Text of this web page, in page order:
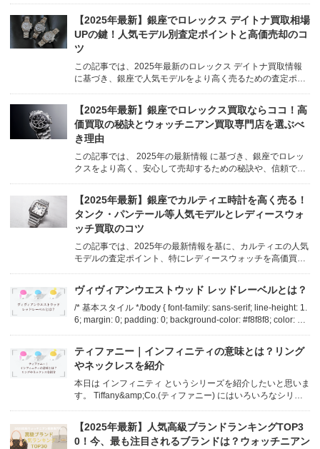
トを徹底解説します。ウォッチニアン買取専門店が、どのよ
うに「訳あり」ロレックスの価値を見出すのか、その秘訣も
ご紹介します。 ...
【2025年最新】銀座でロレックス デイトナ買取相場
UPの鍵！人気モデル別査定ポイントと高価売却のコ
ツ
この記事では、2025年最新のロレックス デイトナ買取情報
に基づき、銀座で人気モデルをより高く売るための査定ポイ
ォッチニアン買取専門店の知見を交えて徹底解説します。 /*
=== 共通CSS (色設定調整) === */ b...
【2025年最新】銀座でロレックス買取ならココ！高
価買取の秘訣とウォッチニアン買取専門店を選ぶべ
き理由
この記事では、 2025年の最新情報 に基づき、銀座でロレッ
クスをより高く、安心して売却するための秘訣や、信頼でき
通CSS (色設定調整) === */ body { font-famil...
【2025年最新】銀座でカルティエ時計を高く売る！
タンク・パンテール等人気モデルとレディースウォ
ッチ買取のコツ
この記事では、2025年の最新情報を基に、カルティエの人気
モデルの査定ポイント、特にレディースウォッチを高価買取
銀座8丁目店が詳しく解説します。 /* === 共通CSS (色設定調
整) === */ body { ...
ヴィヴィアンウエストウッド レッドレーベルとは？
/* 基本スタイル */body { font-family: sans-serif; line-height: 1.
6; margin: 0; padding: 0; background-color: #f8f8f8; color: #3
ティファニー｜インフィニティの意味とは？リング
やネックレスを紹介
本日は インフィニティ というシリーズを紹介したいと思いま
す。 Tiffany&amp;Co.(ティファニー) にはいろいろなシリー
うシリーズを紹介したいと思います。 永遠の絆、エネルギー
と生命力の象徴 とされているインフィ...
【2025年最新】人気高級ブランドランキングTOP3
0！今、最も注目されるブランドは？ウォッチニアン